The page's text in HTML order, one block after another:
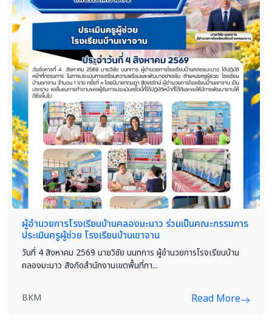
ผู้อำนวยการโรงเรียนบ้านคลองมะนาว ร่วมเป็นคณะกรรมการ
ประเมินครูผู้ช่วย โรงเรียนบ้านเขาจาน
วันที่ 4 สิงหาคม 2569 นายวิชัย นนทการ ผู้อำนวยการโรงเรียนบ้าน
คลองมะนาว สังกัดสำนักงานเขตพื้นที่กา...
BKM Read More